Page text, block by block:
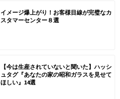
イメージ爆上がり！お客様目線が完璧なカ
スタマーセンター８選
【今は生産されていないと聞いた】ハッシ
ュタグ『あなたの家の昭和ガラスを見せて
ほしい』14選